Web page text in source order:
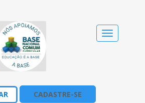
Alternar
navegação
CADASTRE-SE